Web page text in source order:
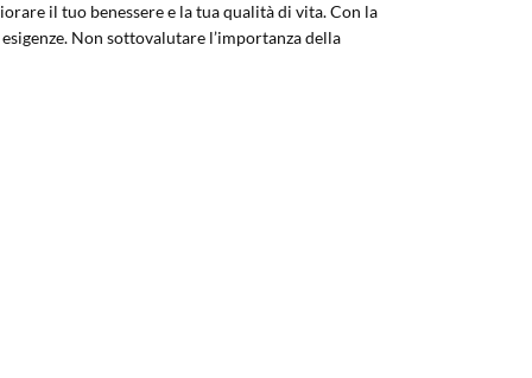
il tuo benessere e la tua qualità di vita. Con la
Non sottovalutare l’importanza della